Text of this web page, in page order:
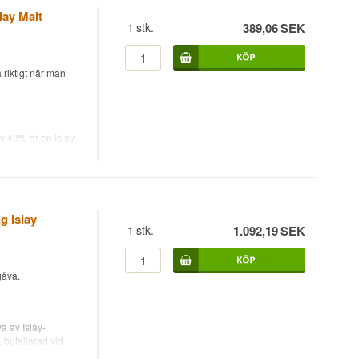
öns whisky
kryddig
Malt
riktigt när man
40% är en Islay
vid 40%.
1 stk. 389,06SEK
Islay
av Islay-
buteljerad vid
Douglas
1 stk. 1.092,19SEK